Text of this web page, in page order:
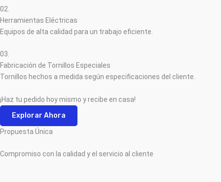
02.
Herramientas Eléctricas
Equipos de alta calidad para un trabajo eficiente.
03.
Fabricación de Tornillos Especiales
Tornillos hechos a medida según especificaciones del cliente.
¡Haz tu pedido hoy mismo y recibe en casa!
Explorar Ahora
Propuesta Única
Compromiso con la calidad y el servicio al cliente